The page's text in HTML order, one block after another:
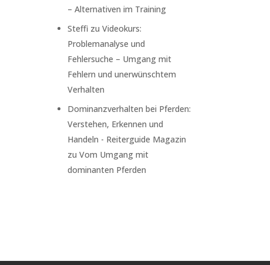
– Alternativen im Training
Steffi zuVideokurs:
Problemanalyse und
Fehlersuche – Umgang mit
Fehlern und unerwünschtem
Verhalten
Dominanzverhalten bei Pferden:
Verstehen, Erkennen und
Handeln - Reiterguide Magazin
zuVom Umgang mit
dominanten Pferden